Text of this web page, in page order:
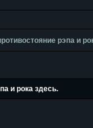
рэпа и
и рока здесь.